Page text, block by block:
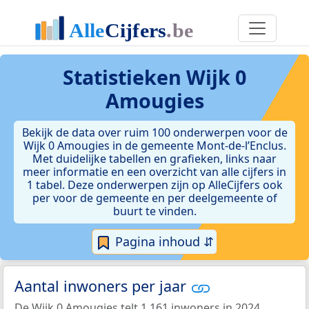
Statistieken Wijk 0
Amougies
Bekijk de data over ruim 100 onderwerpen voor de
Wijk 0 Amougies in de gemeente Mont-de-l’Enclus.
Met duidelijke tabellen en grafieken, links naar
meer informatie en een overzicht van alle cijfers in
1 tabel. Deze onderwerpen zijn op AlleCijfers ook
per voor de gemeente en per deelgemeente of
buurt te vinden.
Pagina inhoud ⇵
Aantal inwoners per jaar